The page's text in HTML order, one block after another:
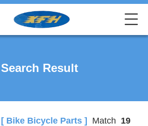
Search Result
[ Bike Bicycle Parts ] Match 19